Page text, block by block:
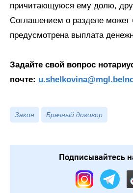
причитающуюся ему долю,
Соглашением о разделе может
предусмотрена выплата
Задайте свой вопрос
почте:
Закон Брачный договор
Подписывайтесь